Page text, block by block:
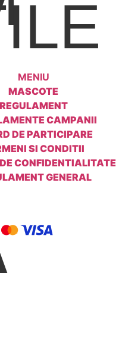
MENIU
MASCOTE
REGULAMENT
CAMPANII
DE PARTICIPARE
SI CONDITII
CONFIDENTIALITATE
GENERAL